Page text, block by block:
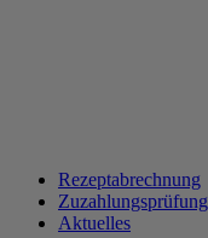
Rezeptabrechnung
Zuzahlungsprüfung
Aktuelles